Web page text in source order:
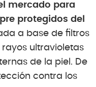
mercado para
protegidos del
a base de filtros
ultravioletas
de la piel. De
contra los